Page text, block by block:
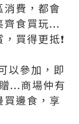
費，都會
齊食買玩...
買得更抵❗️
以參加，即
...商場仲有
邊食，享